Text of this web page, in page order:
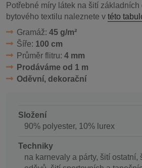
Potřebné míry látek na šití základních
bytového textilu naleznete v této
Gramáž: 45 g/m²
Šíře: 100 cm
Průměr flitru: 4 mm
Prodáváme od 1 m
Oděvní, dekorační
Složení
90% polyester, 10% lurex
Techniky
na karnevaly a párty, šití ostatní,